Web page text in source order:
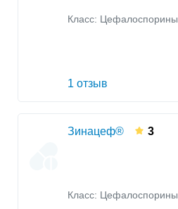
Класс: Цефалоспорины
1 отзыв
Зинацеф® 3
Класс: Цефалоспорины